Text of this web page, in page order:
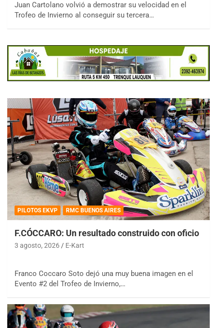
Juan Cartolano volvió a demostrar su velocidad en el
Trofeo de Invierno al conseguir su tercera…
PILOTOS EKVP RMC BUENOS AIRES
F.CÓCCARO: Un resultado construido con oficio
3 agosto, 2026 E-Kart
Franco Coccaro Soto dejó una muy buena imagen en el
Evento #2 del Trofeo de Invierno,…